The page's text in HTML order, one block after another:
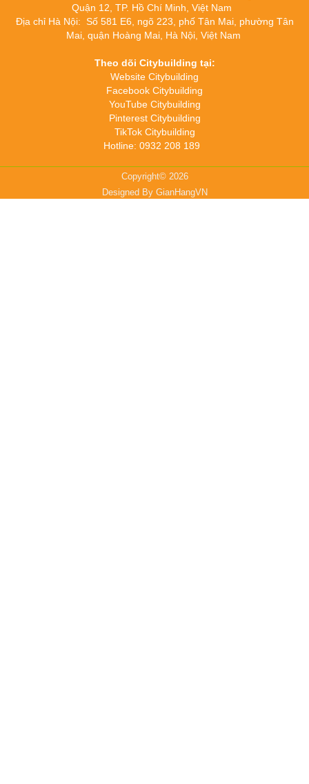
Quận 12, TP. Hồ Chí Minh, Việt Nam
Địa chỉ Hà Nội: Số 581 E6, ngõ 223, phố Tân Mai, phường Tân
Mai, quận Hoàng Mai, Hà Nội, Việt Nam
Theo dõi Citybuilding tại:
Website Citybuilding
Facebook Citybuilding
YouTube Citybuilding
Pinterest Citybuilding
TikTok Citybuilding
Hotline: 0932 208 189
Copyright© 2026
Designed By GianHangVN